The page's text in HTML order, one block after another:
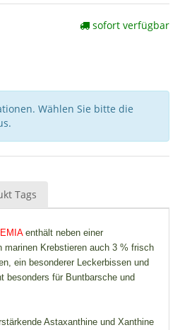
sofort verfügbar
Wählen Sie bitte die
Tags
enthält neben einer
marinen Krebstieren auch 3 % frisch
ein besonderer Leckerbissen und
besonders für Buntbarsche und
Astaxanthine und Xanthine